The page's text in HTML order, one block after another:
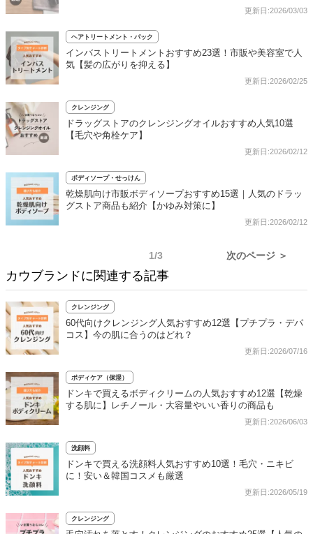
更新日:2026/03/03
ヘアトリートメント・パック
インバストリートメントおすすめ23選！市販や美容室で人
気【髪の広がりを抑える】
更新日:2026/02/25
クレンジング
ドラッグストアのクレンジングオイルおすすめ人気10選
【毛穴や角栓ケア】
更新日:2026/02/12
ボディソープ・せっけん
乾燥肌向け市販ボディソープおすすめ15選｜人気のドラッ
グストア商品も紹介【かゆみ対策に】
更新日:2026/02/12
1/3 次のページ ＞
カウブランドに関連する記事
クレンジング
60代向けクレンジング人気おすすめ12選【プチプラ・デパ
コス】今の肌に合うのはどれ？
更新日:2026/07/16
ボディケア（保湿）
ドンキで買えるボディクリームの人気おすすめ12選【乾燥
する肌に】レチノール・大容量やいい香りの商品も
更新日:2026/06/03
洗顔料
ドンキで買える洗顔料人気おすすめ10選！毛穴・ニキビ
に！安い＆韓国コスメも厳選
更新日:2026/05/19
クレンジング